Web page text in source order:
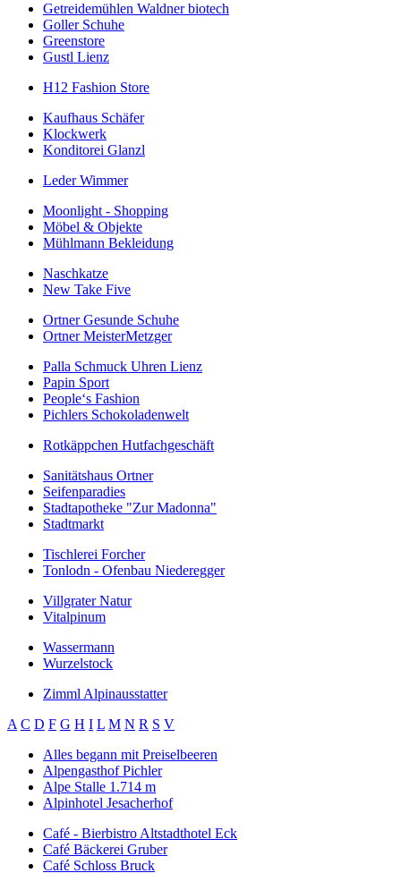
Getreidemühlen Waldner biotech
Goller Schuhe
Greenstore
Gustl Lienz
H12 Fashion Store
Kaufhaus Schäfer
Klockwerk
Konditorei Glanzl
Leder Wimmer
Moonlight - Shopping
Möbel & Objekte
Mühlmann Bekleidung
Naschkatze
New Take Five
Ortner Gesunde Schuhe
Ortner MeisterMetzger
Palla Schmuck Uhren Lienz
Papin Sport
People‘s Fashion
Pichlers Schokoladenwelt
Rotkäppchen Hutfachgeschäft
Sanitätshaus Ortner
Seifenparadies
Stadtapotheke "Zur Madonna"
Stadtmarkt
Tischlerei Forcher
Tonlodn - Ofenbau Niederegger
Villgrater Natur
Vitalpinum
Wassermann
Wurzelstock
Zimml Alpinausstatter
A C D F G H I L M N R S V
Alles begann mit Preiselbeeren
Alpengasthof Pichler
Alpe Stalle 1.714 m
Alpinhotel Jesacherhof
Café - Bierbistro Altstadthotel Eck
Café Bäckerei Gruber
Café Schloss Bruck